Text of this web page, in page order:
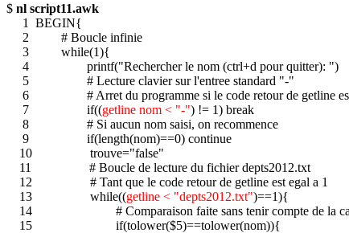
$ nl script11.awk
1 BEGIN{
2 # Boucle infinie
3 while(1){
4 printf("Rechercher le nom (ctrl+d pour quitter): ")
5 # Lecture clavier sur l'entree standard "-"
6 # Arret du programme si le code retour de getline est
7 if((getline nom < "-") != 1) break
8 # Si aucun nom saisi, on recommence
9 if(length(nom)==0) continue
10 trouve="false"
11 # Boucle de lecture du fichier depts2012.txt
12 # Tant que le code retour de getline est egal a 1
13 while((getline < "depts2012.txt")==1){
14 # Comparaison faite sans tenir compte de la
15 if(tolower($5)==tolower(nom)){